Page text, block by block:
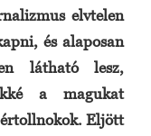
elvtelen
és alaposan
látható lesz,
a magukat
Eljött